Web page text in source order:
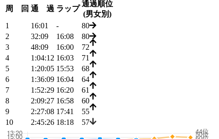
周 回 通 過 ラップ
通過順位
(男女別)
1
16:01 -
80
2
32:09 16:08
80
3
48:09 16:00
72
4
1:04:12 16:03
71
5
1:20:05 15:53
68
6
1:36:09 16:04
64
7
1:52:29 16:20
61
8
2:09:27 16:58
60
9
2:27:08 17:41
55
10
2:45:26 18:18 57